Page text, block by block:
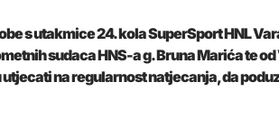
s utakmice 24. kola SuperSport HNL
sudaca HNS-a g. Bruna Marića te
na regularnost natjecanja, da